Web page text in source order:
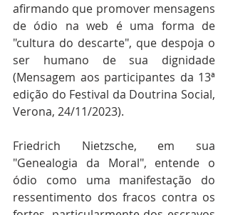
afirmando que promover mensagens
de ódio na web é uma forma de
"cultura do descarte", que despoja o
ser humano de sua dignidade
(Mensagem aos participantes da 13ª
edição do Festival da Doutrina Social,
Verona, 24/11/2023).
Friedrich Nietzsche, em sua
"Genealogia da Moral", entende o
ódio como uma manifestação do
ressentimento dos fracos contra os